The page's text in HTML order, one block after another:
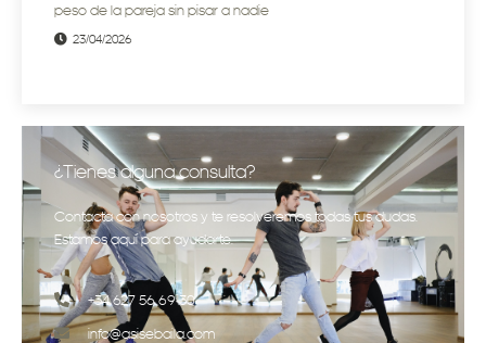
peso de la pareja sin pisar a nadie
23/04/2026
¿Tienes alguna consulta?
Contacta con nosotros y te resolveremos todas tus dudas.
Estamos aquí para ayudarte.
+34 627 56 69 30
info@asisebaila.com